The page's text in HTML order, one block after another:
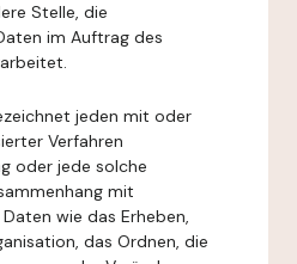
Stelle, die
im Auftrag des
jeden mit oder
Verfahren
oder jede solche
mit
wie das Erheben,
das Ordnen, die